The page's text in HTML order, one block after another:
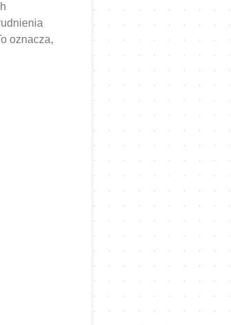
oznacza,